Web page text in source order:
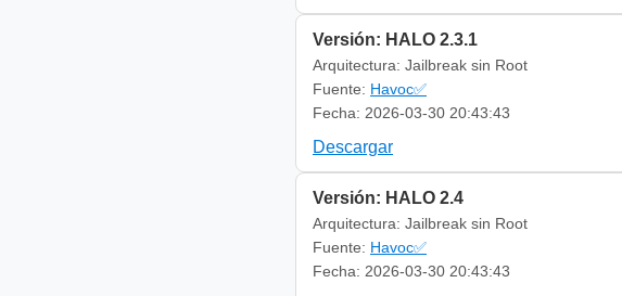
Versión: HALO 2.3.1
Arquitectura: Jailbreak sin Root
Fuente: Havoc✅
Fecha: 2026-03-30 20:43:43
Descargar
Versión: HALO 2.4
Arquitectura: Jailbreak sin Root
Fuente: Havoc✅
Fecha: 2026-03-30 20:43:43